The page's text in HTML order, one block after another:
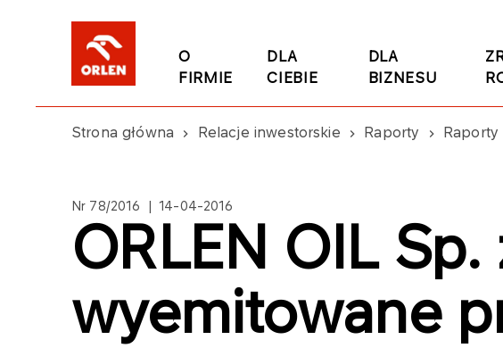
O
FIRMIE
DLA
CIEBIE
DLA
BIZNESU
Strona główna Relacje inwestorskie Raporty
Nr 78/2016 | 14-04-2016
ORLEN OIL
wyemitowane